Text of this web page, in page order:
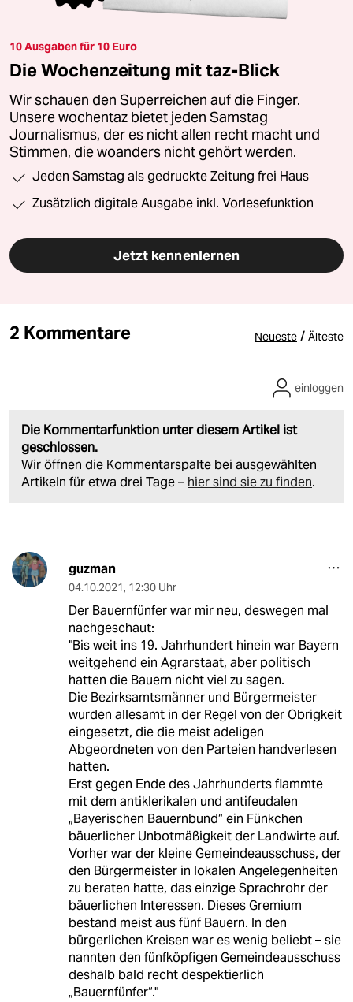
10 Ausgaben für 10 Euro
Die Wochenzeitung mit taz-Blick
Wir schauen den Superreichen auf die Finger.
Unsere wochentaz bietet jeden Samstag
Journalismus, der es nicht allen recht macht und
Stimmen, die woanders nicht gehört werden.
Jeden Samstag als gedruckte Zeitung frei Haus
Zusätzlich digitale Ausgabe inkl. Vorlesefunktion
Jetzt kennenlernen
2 Kommentare Neueste / Älteste
Die Kommentarfunktion unter diesem Artikel ist
geschlossen.
Wir öffnen die Kommentarspalte bei ausgewählten
Artikeln für etwa drei Tage – hier sind sie zu finden.
einloggen
guzman
04.10.2021, 12:30 Uhr
Der Bauernfünfer war mir neu, deswegen mal
nachgeschaut:
"Bis weit ins 19. Jahrhundert hinein war Bayern
weitgehend ein Agrarstaat, aber politisch
hatten die Bauern nicht viel zu sagen.
Die Bezirksamtsmänner und Bürgermeister
wurden allesamt in der Regel von der Obrigkeit
eingesetzt, die die meist adeligen
Abgeordneten von den Parteien handverlesen
hatten.
Erst gegen Ende des Jahrhunderts flammte
mit dem antiklerikalen und antifeudalen
„Bayerischen Bauernbund“ ein Fünkchen
bäuerlicher Unbotmäßigkeit der Landwirte auf.
Vorher war der kleine Gemeindeausschuss, der
den Bürgermeister in lokalen Angelegenheiten
zu beraten hatte, das einzige Sprachrohr der
bäuerlichen Interessen. Dieses Gremium
bestand meist aus fünf Bauern. In den
bürgerlichen Kreisen war es wenig beliebt – sie
nannten den fünfköpfigen Gemeindeausschuss
deshalb bald recht despektierlich
„Bauernfünfer“."